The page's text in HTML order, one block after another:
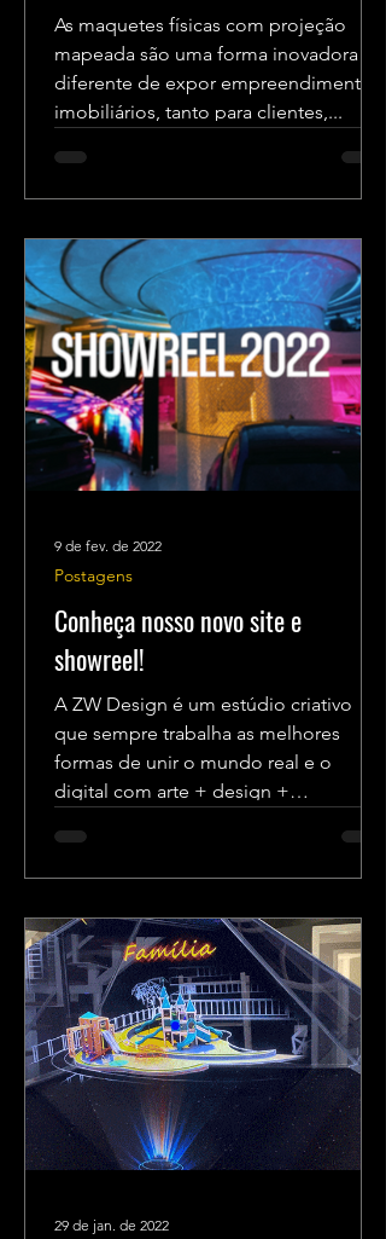
As maquetes físicas com projeção
mapeada são uma forma inovadora e
diferente de expor empreendimentos
imobiliários, tanto para clientes,...
Conheça nosso novo site e
showreel!
A ZW Design é um estúdio criativo
que sempre trabalha as melhores
formas de unir o mundo real e o
digital com arte + design +
Postagens
9 de fev. de 2022
29 de jan. de 2022